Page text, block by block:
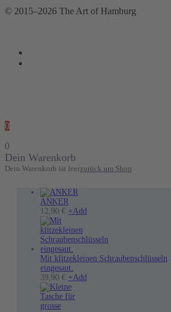
© 2015–2026 The Art of Hamburg
0
0
Dein Warenkorb
Dein Warenkorb ist leerzurück um Shop
ANKER
12,90 € +Add
Mit klitzekleinen Schraubenschlüsseln
eingesaut.
39,90 € +Add